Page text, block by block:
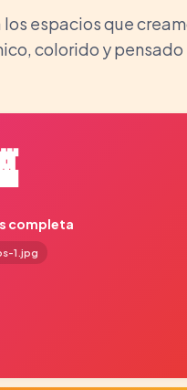
los espacios que
colorido y pensado
completa
1.jpg